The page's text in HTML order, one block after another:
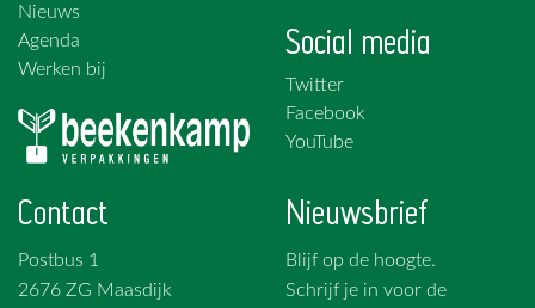
Nieuws
Agenda
Werken bij
Social media
Twitter
Facebook
YouTube
Contact
Postbus 1
2676 ZG Maasdijk
Nieuwsbrief
Blijf op de hoogte.
Schrijf je in voor de